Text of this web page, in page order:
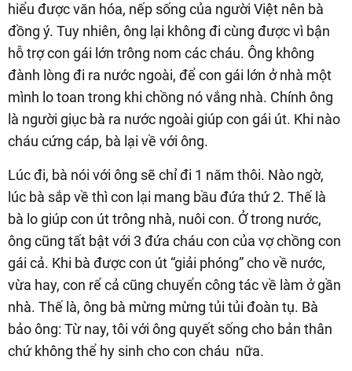
hiểu được văn hóa, nếp sống của người Việt nên bà
đồng ý. Tuy nhiên, ông lại không đi cùng được vì bận
hỗ trợ con gái lớn trông nom các cháu. Ông không
đành lòng đi ra nước ngoài, để con gái lớn ở nhà một
mình lo toan trong khi chồng nó vắng nhà. Chính ông
là người giục bà ra nước ngoài giúp con gái út. Khi nào
cháu cứng cáp, bà lại về với ông.
Lúc đi, bà nói với ông sẽ chỉ đi 1 năm thôi. Nào ngờ,
lúc bà sắp về thì con lại mang bầu đứa thứ 2. Thế là
bà lo giúp con út trông nhà, nuôi con. Ở trong nước,
ông cũng tất bật với 3 đứa cháu con của vợ chồng con
gái cả. Khi bà được con út “giải phóng” cho về nước,
vừa hay, con rể cả cũng chuyển công tác về làm ở gần
nhà. Thế là, ông bà mừng mừng tủi tủi đoàn tụ. Bà
bảo ông: Từ nay, tôi với ông quyết sống cho bản thân
chứ không thể hy sinh cho con cháu nữa.